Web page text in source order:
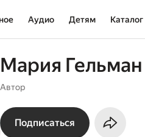
Аудио Детям Каталог
Мария Гельман
Автор
Подписаться